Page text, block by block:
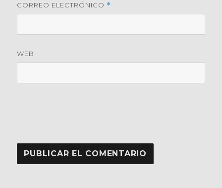
CORREO ELECTRÓNICO *
WEB